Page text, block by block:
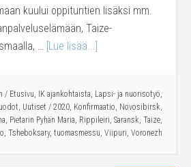
kuului oppituntien lisäksi mm.
Taize-
… [Lue lisää...]
/ Etusivu, IK ajankohtaista, Lapsi- ja nuorisotyö,
, Uutiset / 2020, Konfirmaatio, Novosibirsk,
, Pietarin Pyhän Maria, Rippileiri, Saransk, Taize,
, Tsheboksary, tuomasmessu, Viipuri, Voronezh